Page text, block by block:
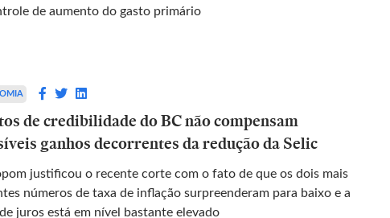
de aumento do gasto primário
de credibilidade do BC não compensam
ganhos decorrentes da redução da Selic
justificou o recente corte com o fato de que os dois mais
números de taxa de inflação surpreenderam para baixo e a
juros está em nível bastante elevado